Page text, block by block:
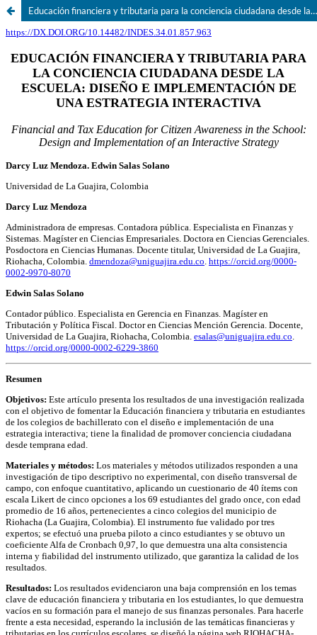
Educación financiera y tributaria para la conciencia ciudadana desde la escuela: Diseño e implementación de una estrategia interactiva